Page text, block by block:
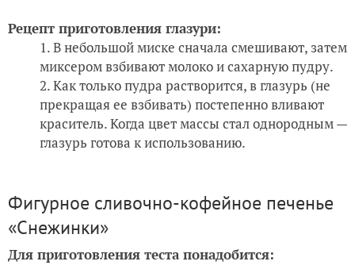
Рецепт приготовления глазури:
В небольшой миске сначала смешивают, затем
миксером взбивают молоко и сахарную пудру.
Как только пудра растворится, в глазурь (не
прекращая ее взбивать) постепенно вливают
краситель. Когда цвет массы стал однородным —
глазурь готова к использованию.
Фигурное сливочно-кофейное печенье
«Снежинки»
Для приготовления теста понадобится: